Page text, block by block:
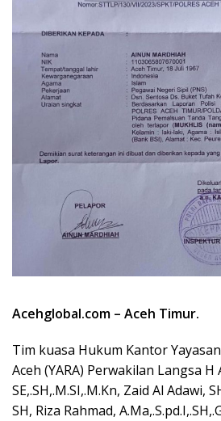
Acehglobal.com – Aceh Timur.
Tim kuasa Hukum Kantor
Aceh (YARA) Perwakilan Langsa
SE,.SH,.M.SI,.M.Kn, Zaid Al Adawi,
SH, Riza Rahmad,